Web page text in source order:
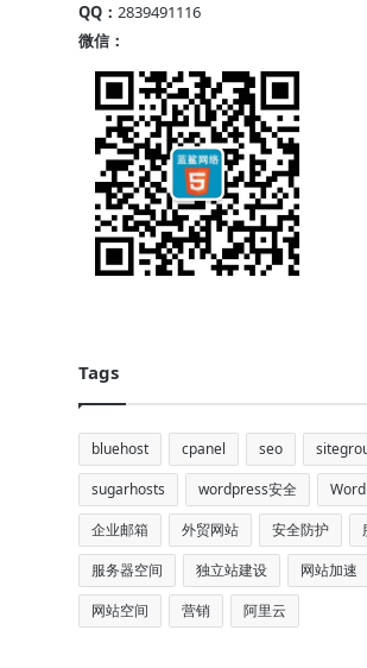
QQ： 2839491116
微信：
Tags
bluehost cpanel seo
sugarhosts
wordpress安全
企业邮箱
外贸网站 安全防护
服务器空间
独立站建设 网站加速
网站空间
营销 阿里云